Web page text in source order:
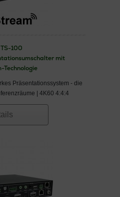
100
mit
Technologie
Präsentationssystem - die
| 4K60 4:4:4